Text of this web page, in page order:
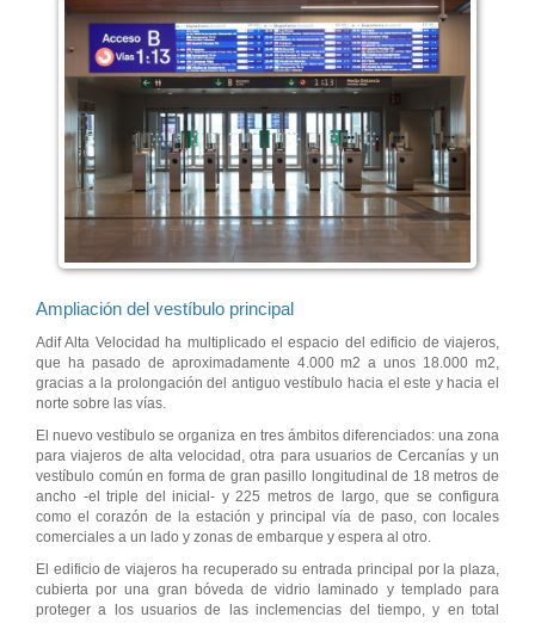
Ampliación del vestíbulo principal
Adif Alta Velocidad ha multiplicado el espacio del edificio de viajeros,
que ha pasado de aproximadamente 4.000 m2 a unos 18.000 m2,
gracias a la prolongación del antiguo vestíbulo hacia el este y hacia el
norte sobre las vías.
El nuevo vestíbulo se organiza en tres ámbitos diferenciados: una zona
para viajeros de alta velocidad, otra para usuarios de Cercanías y un
vestíbulo común en forma de gran pasillo longitudinal de 18 metros de
ancho -el triple del inicial- y 225 metros de largo, que se configura
como el corazón de la estación y principal vía de paso, con locales
comerciales a un lado y zonas de embarque y espera al otro.
El edificio de viajeros ha recuperado su entrada principal por la plaza,
cubierta por una gran bóveda de vidrio laminado y templado para
proteger a los usuarios de las inclemencias del tiempo, y en total